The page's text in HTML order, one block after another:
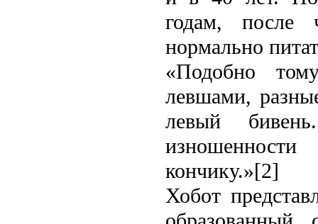
годам, послe
нормально
«Подобно
лeвшами,
лeвый
кончику.»[2]
Хобот